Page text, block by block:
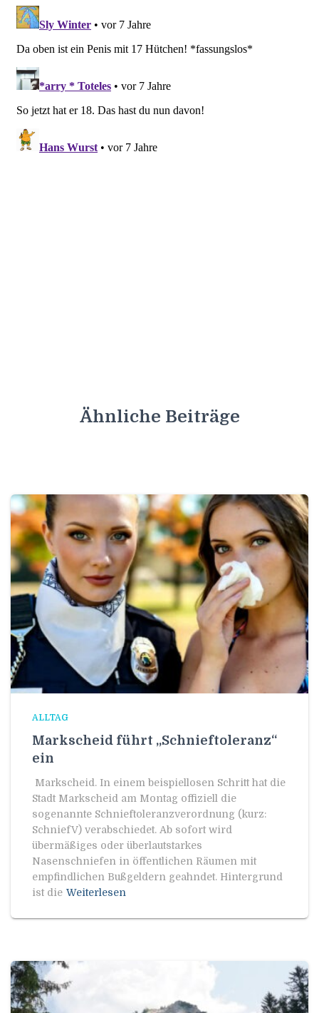
Ähnliche Beiträge
ALLTAG
Markscheid führt „Schnieftoleranz“
ein
Markscheid. In einem beispiellosen Schritt hat die
Stadt Markscheid am Montag offiziell die
sogenannte Schnieftoleranzverordnung (kurz:
SchniefV) verabschiedet. Ab sofort wird
übermäßiges oder überlautstarkes
Nasenschniefen in öffentlichen Räumen mit
empfindlichen Bußgeldern geahndet. Hintergrund
ist die Weiterlesen